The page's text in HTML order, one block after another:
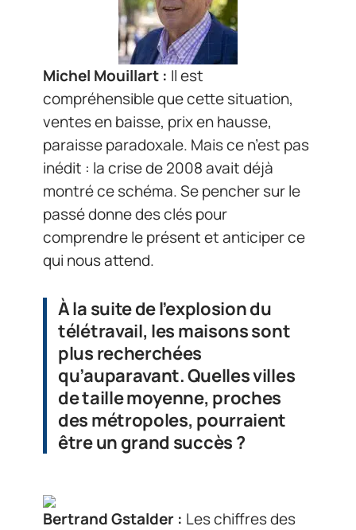
Michel Mouillart : Il est
compréhensible que cette situation,
ventes en baisse, prix en hausse,
paraisse paradoxale. Mais ce n’est pas
inédit : la crise de 2008 avait déjà
montré ce schéma. Se pencher sur le
passé donne des clés pour
comprendre le présent et anticiper ce
qui nous attend.
À la suite de l’explosion du
télétravail, les maisons sont
plus recherchées
qu’auparavant. Quelles villes
de taille moyenne, proches
des métropoles, pourraient
être un grand succès ?
Bertrand Gstalder : Les chiffres des